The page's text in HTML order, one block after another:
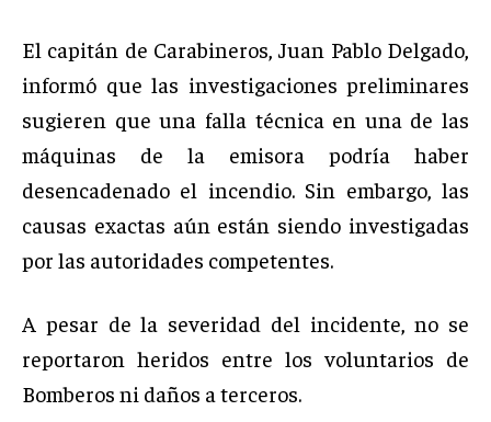
El capitán de Carabineros, Juan Pablo Delgado,
informó que las investigaciones preliminares
sugieren que una falla técnica en una de las
máquinas de la emisora podría haber
desencadenado el incendio. Sin embargo, las
causas exactas aún están siendo investigadas
por las autoridades competentes.
A pesar de la severidad del incidente, no se
reportaron heridos entre los voluntarios de
Bomberos ni daños a terceros.